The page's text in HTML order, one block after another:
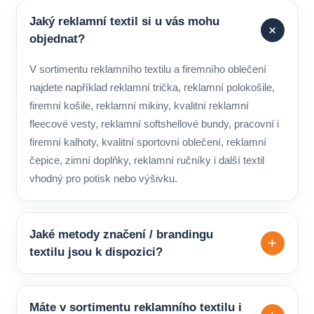
Jaký reklamní textil si u vás mohu
objednat?
+
V sortimentu reklamního textilu a firemního oblečení
najdete například reklamní trička, reklamní polokošile,
firemní košile, reklamní mikiny, kvalitní reklamní
fleecové vesty, reklamní softshellové bundy, pracovní i
firemní kalhoty, kvalitní sportovní oblečení, reklamní
čepice, zimní doplňky, reklamní ručníky i další textil
vhodný pro potisk nebo výšivku.
Jaké metody značení / brandingu
textilu jsou k dispozici?
+
různé technologie podle typu produktu a požadovaného
Máte v sortimentu reklamního textilu i